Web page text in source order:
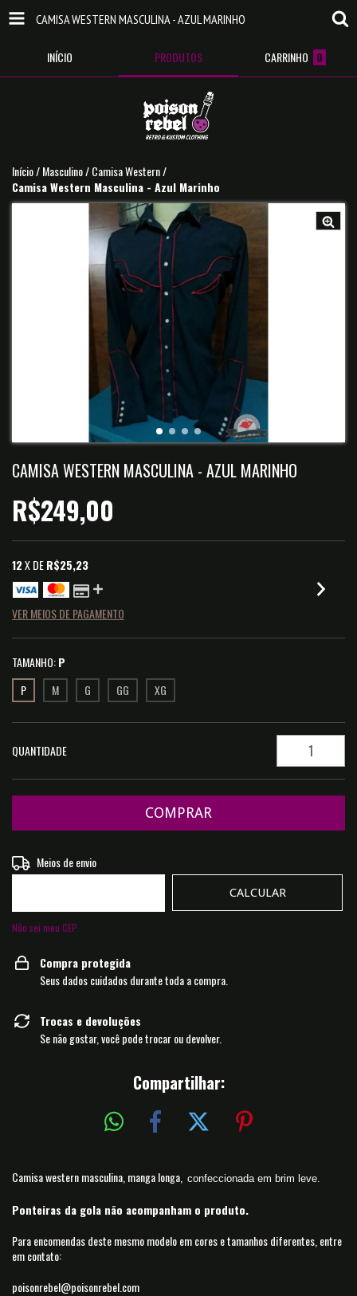
CAMISA WESTERN MASCULINA - AZUL MARINHO
INÍCIO PRODUTOS CARRINHO 0
Início/Masculino/Camisa Western/
Camisa Western Masculina - Azul Marinho
CAMISA WESTERN MASCULINA - AZUL MARINHO
R$249,00
12X DER$25,23
VER MEIOS DE PAGAMENTO
TAMANHO:P
P
M G GG XG
QUANTIDADE
Entregas para o CEP:
Meios de envio
CALCULAR
Não sei meu CEP
Compra protegida
Seus dados cuidados durante toda a compra.
Trocas e devoluções
Se não gostar, você pode trocar ou devolver.
Compartilhar:
Camisa western masculina, manga longa, confeccionada em brim leve.
Ponteiras da gola não acompanham o produto.
Para encomendas deste mesmo modelo em cores e tamanhos diferentes, entre
em contato:
poisonrebel@poisonrebel.com